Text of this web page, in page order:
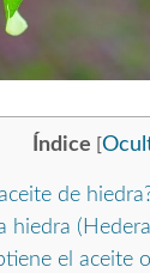
Índice
de
hiedra
el aceite